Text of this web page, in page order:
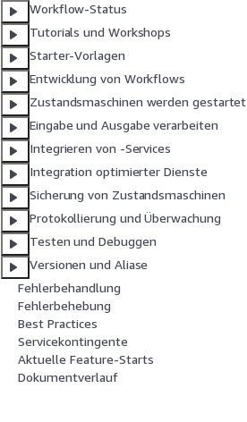
Workflow-Status
Tutorials und Workshops
Starter-Vorlagen
Entwicklung von Workflows
Zustandsmaschinen werden gestartet
Eingabe und Ausgabe verarbeiten
Integrieren von -Services
Integration optimierter Dienste
Sicherung von Zustandsmaschinen
Protokollierung und Überwachung
Testen und Debuggen
Versionen und Aliase
Fehlerbehandlung
Fehlerbehebung
Best Practices
Servicekontingente
Aktuelle Feature-Starts
Dokumentverlauf